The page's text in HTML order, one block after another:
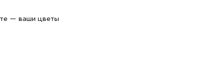
— ваши цветы